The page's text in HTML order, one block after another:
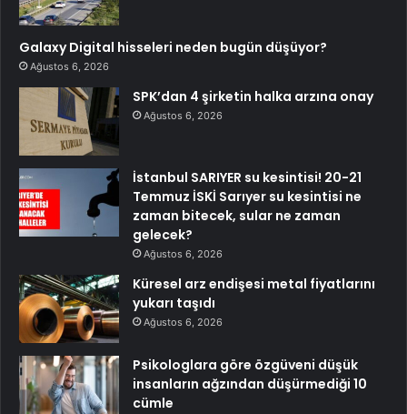
Galaxy Digital hisseleri neden bugün düşüyor?
Ağustos 6, 2026
SPK’dan 4 şirketin halka arzına onay
Ağustos 6, 2026
İstanbul SARIYER su kesintisi! 20-21
Temmuz İSKİ Sarıyer su kesintisi ne
zaman bitecek, sular ne zaman
gelecek?
Ağustos 6, 2026
Küresel arz endişesi metal fiyatlarını
yukarı taşıdı
Ağustos 6, 2026
Psikologlara göre özgüveni düşük
insanların ağzından düşürmediği 10
cümle